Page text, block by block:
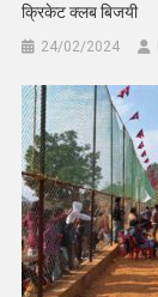
क्रिकेट क्लब बिजयी
24/02/2024